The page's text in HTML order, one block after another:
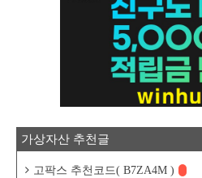
가상자산 추천글
고팍스 추천코드( B7ZA4M )